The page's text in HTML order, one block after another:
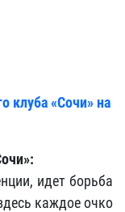
клуба «Сочи» на
:
идет борьба
каждое очко